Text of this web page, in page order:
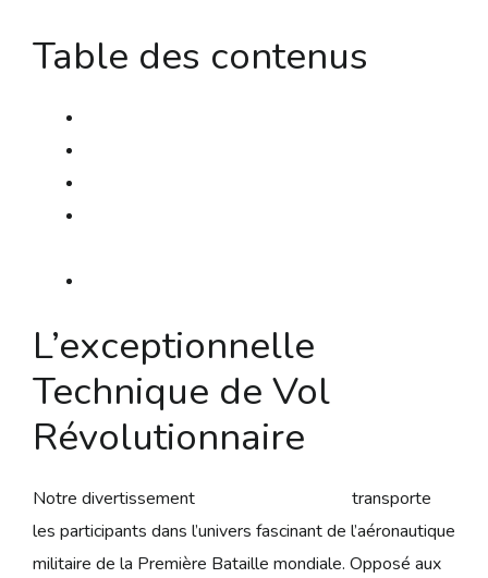
Table des contenus
L’exceptionnelle
Technique de Vol
Révolutionnaire
Notre divertissement
transporte
les participants dans l’univers fascinant de l’aéronautique
militaire de la Première Bataille mondiale. Opposé aux